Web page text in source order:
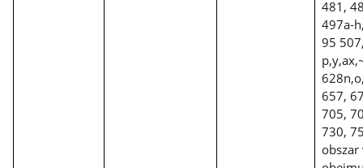
481,
497a-
95
657,
705,
730,
obszar